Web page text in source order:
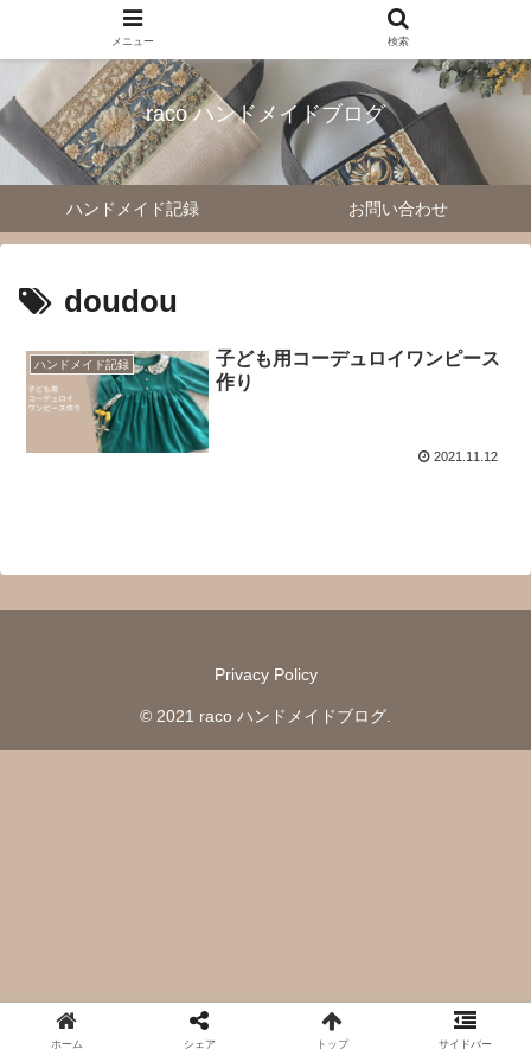
raco ハンドメイドブログ
ハンドメイド記録 お問い合わせ
doudou
ハンドメイド記録
子ども用コーデュロイワンピース
作り
2021.11.12
Privacy Policy
© 2021 raco ハンドメイドブログ.
メニュー 検索
ホーム シェア トップ サイドバー